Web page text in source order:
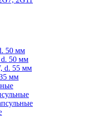
50 мм
50 мм
d. 55 мм
мм